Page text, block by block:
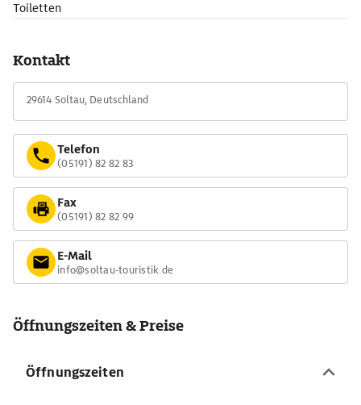
Toiletten
Kontakt
29614 Soltau, Deutschland
Telefon
(05191) 82 82 83
Fax
(05191) 82 82 99
E-Mail
info@soltau-touristik.de
Öffnungszeiten & Preise
Öffnungszeiten